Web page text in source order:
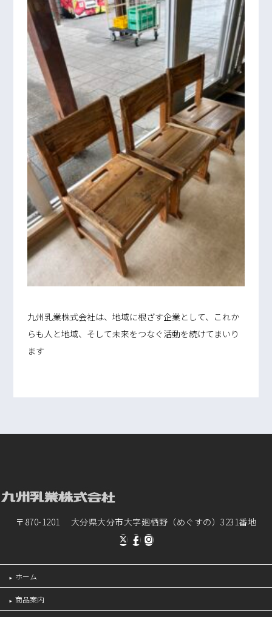
九州乳業株式会社は、地域に根ざす企業として、これか
らも人と地域、そして未来をつなぐ活動を続けてまいり
ます
〒870-1201 大分県大分市大字廻栖野（めぐすの）3231番地
ホーム
商品案内